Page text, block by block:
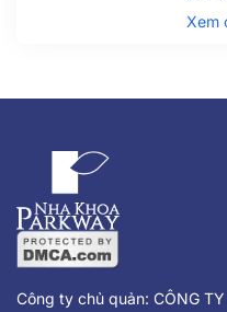
là
tâm,
mọc
Xem
Công ty chủ quản: CÔNG